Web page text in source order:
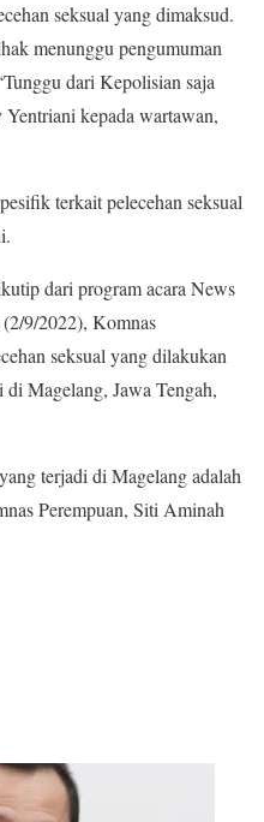
seksual yang dimaksud.
menunggu pengumuman
dari Kepolisian saja
kepada wartawan,
terkait pelecehan seksual
dari program acara News
9/2022), Komnas
seksual yang dilakukan
Magelang, Jawa Tengah,
terjadi di Magelang adalah
Perempuan, Siti Aminah